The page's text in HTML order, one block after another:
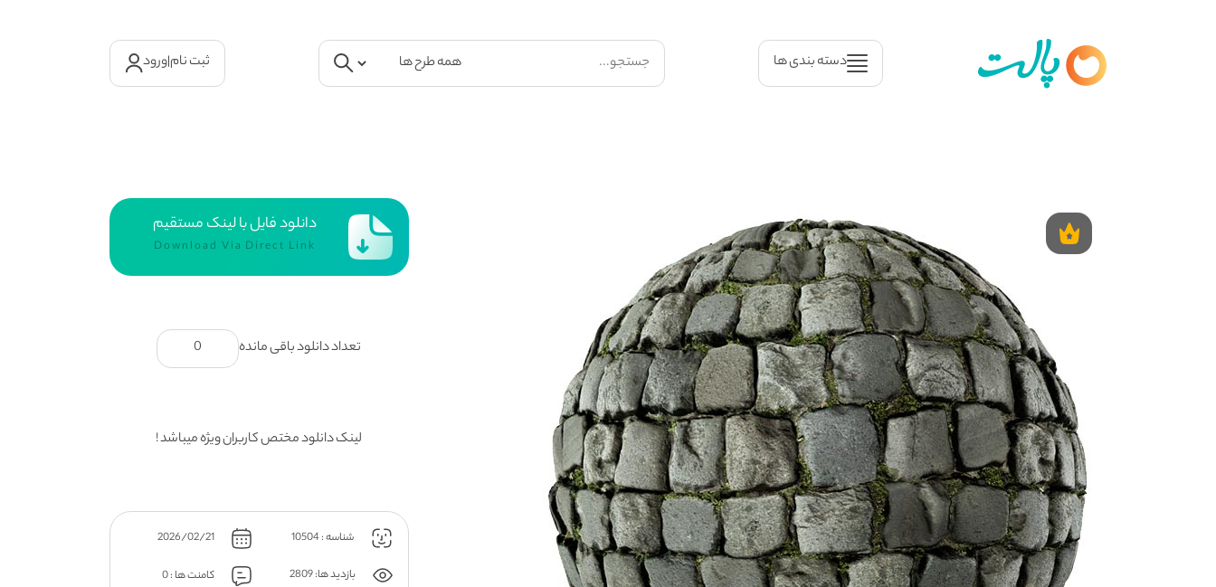
دسته بندی ها ثبت نام|ورود
دانلود فایل با لینک مستقیم
Download Via Direct Link
تعداد دانلود باقی مانده 0
لینک دانلود مختص کاربران ویژه میباشد !
شناسه : 10504 2026/02/21
بازدید ها: 2809
کامنت ها : 0